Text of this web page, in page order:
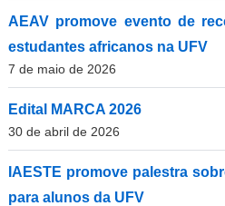
AEAV promove evento de
estudantes africanos na UFV
7 de maio de 2026
Edital MARCA 2026
30 de abril de 2026
IAESTE promove palestra
para alunos da UFV